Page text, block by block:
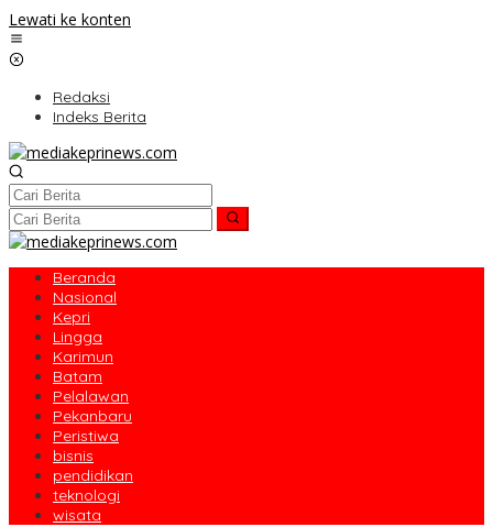
Lewati ke konten
Redaksi
Indeks Berita
Beranda
Nasional
Kepri
Lingga
Karimun
Batam
Pelalawan
Pekanbaru
Peristiwa
bisnis
pendidikan
teknologi
wisata